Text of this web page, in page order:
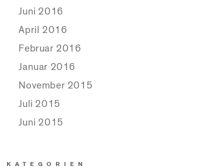
Juni 2016
April 2016
Februar 2016
Januar 2016
November 2015
Juli 2015
Juni 2015
KATEGORIEN